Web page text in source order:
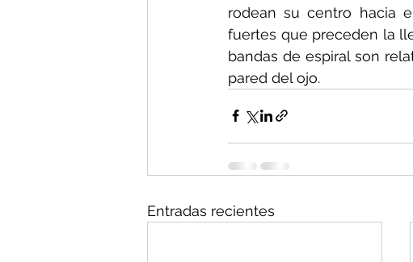
rodean su centro hacia
fuertes que preceden la
bandas de espiral son
pared del ojo.
Entradas recientes